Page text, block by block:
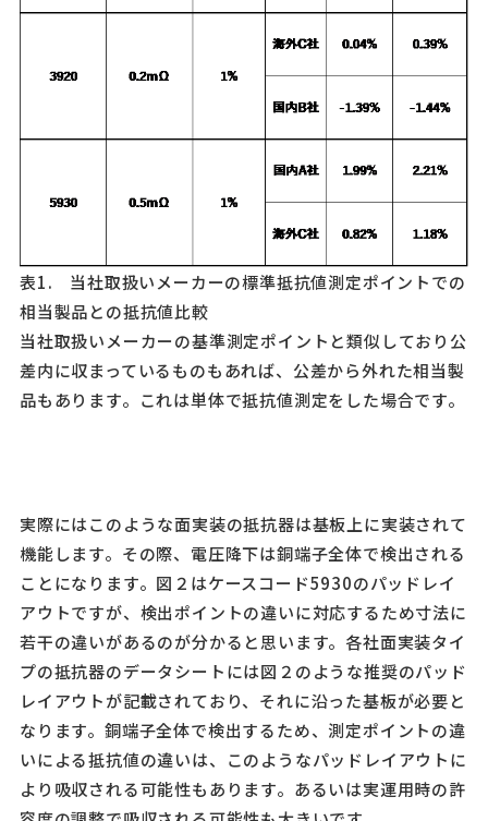
表1. 当社取扱いメーカーの標準抵抗値測定ポイントでの
相当製品との抵抗値比較
当社取扱いメーカーの基準測定ポイントと類似しており公
差内に収まっているものもあれば、公差から外れた相当製
品もあります。これは単体で抵抗値測定をした場合です。
実際にはこのような面実装の抵抗器は基板上に実装されて
機能します。その際、電圧降下は銅端子全体で検出される
ことになります。図２はケースコード5930のパッドレイ
アウトですが、検出ポイントの違いに対応するため寸法に
若干の違いがあるのが分かると思います。各社面実装タイ
プの抵抗器のデータシートには図２のような推奨のパッド
レイアウトが記載されており、それに沿った基板が必要と
なります。銅端子全体で検出するため、測定ポイントの違
いによる抵抗値の違いは、このようなパッドレイアウトに
より吸収される可能性もあります。あるいは実運用時の許